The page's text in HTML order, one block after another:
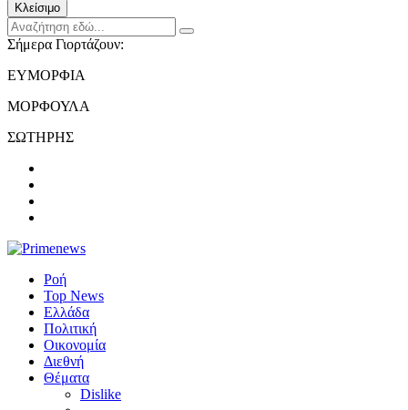
Κλείσιμο
Σήμερα Γιορτάζουν:
ΕΥΜΟΡΦΙΑ
ΜΟΡΦΟΥΛΑ
ΣΩΤΗΡΗΣ
Ροή
Top News
Ελλάδα
Πολιτική
Οικονομία
Διεθνή
Θέματα
Dislike